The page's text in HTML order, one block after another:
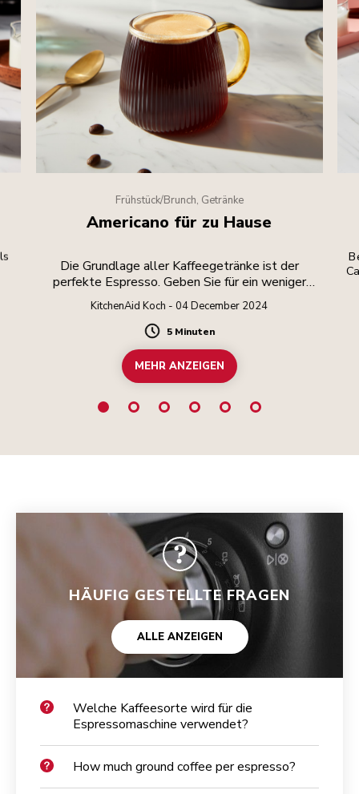
Frühstück/Brunch, Getränke
Americano für zu Hause
Die Grundlage aller Kaffeegetränke ist der
perfekte Espresso. Geben Sie für ein weniger
intensives Getränk heißes Wasser hinzu.
KitchenAid Koch - 04 December 2024
Duration
5 Minuten
MEHR ANZEIGEN
HÄUFIG GESTELLTE FRAGEN
ALLE ANZEIGEN
Welche Kaffeesorte wird für die
Espressomaschine verwendet?
How much ground coffee per espresso?